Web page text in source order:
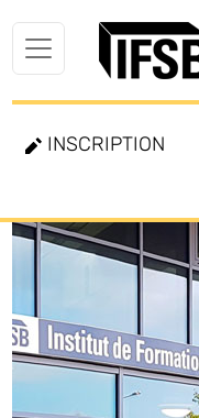
INSCRIPTION
navigation